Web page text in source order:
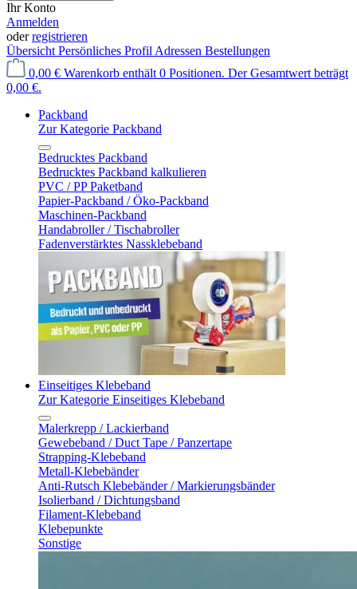
Ihr Konto
Anmelden
oderregistrieren
Übersicht Persönliches Profil Adressen Bestellungen
0,00 € Warenkorb enthält 0 Positionen. Der Gesamtwert beträgt
0,00 €.
Packband
Zur Kategorie Packband
Bedrucktes Packband
Bedrucktes Packband kalkulieren
PVC / PP Paketband
Papier-Packband / Öko-Packband
Maschinen-Packband
Handabroller / Tischabroller
Fadenverstärktes Nassklebeband
Einseitiges Klebeband
Zur Kategorie Einseitiges Klebeband
Malerkrepp / Lackierband
Gewebeband / Duct Tape / Panzertape
Strapping-Klebeband
Metall-Klebebänder
Anti-Rutsch Klebebänder / Markierungsbänder
Isolierband / Dichtungsband
Filament-Klebeband
Klebepunkte
Sonstige